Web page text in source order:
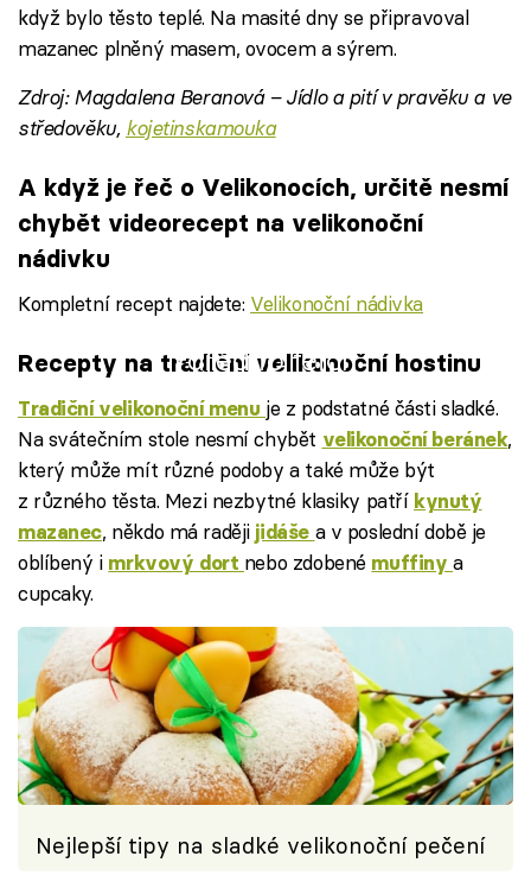
když bylo těsto teplé. Na masité dny se připravoval
mazanec plněný masem, ovocem a sýrem.
Zdroj: Magdalena Beranová – Jídlo a pití v pravěku a ve
středověku, kojetinskamouka
A když je řeč o Velikonocích, určitě nesmí
chybět videorecept na velikonoční
nádivku
Kompletní recept najdete: Velikonoční nádivka
Failed to fetch
Recepty na tradiční velikonoční hostinu
Tradiční velikonoční menu je z podstatné části sladké.
Na svátečním stole nesmí chybět velikonoční beránek,
který může mít různé podoby a také může být
z různého těsta. Mezi nezbytné klasiky patří kynutý
mazanec, někdo má raději jidáše a v poslední době je
oblíbený i mrkvový dort nebo zdobené muffinya
cupcaky.
Nejlepší tipy na sladké velikonoční pečení